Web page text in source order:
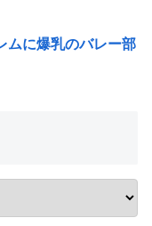
ムに爆乳のバレー部